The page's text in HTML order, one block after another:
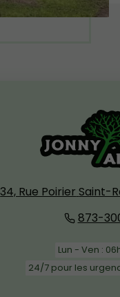
34, Rue Poirier Saint-
873-
Lun - Ven :
24/7 pour les